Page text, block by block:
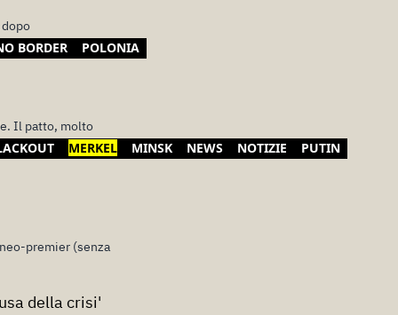
BORDER POLONIA
Il patto, molto
MERKEL MINSK NEWS NOTIZIE
PUTIN
premier (senza
della crisi'